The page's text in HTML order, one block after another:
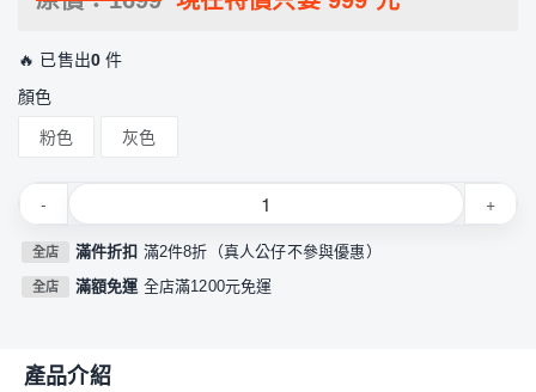
🔥 已售出0 件
顏色
粉色 灰色
- +
全店 滿件折扣 滿2件8折（真人公仔不參與優惠）
全店 滿額免運 全店滿1200元免運
產品介紹